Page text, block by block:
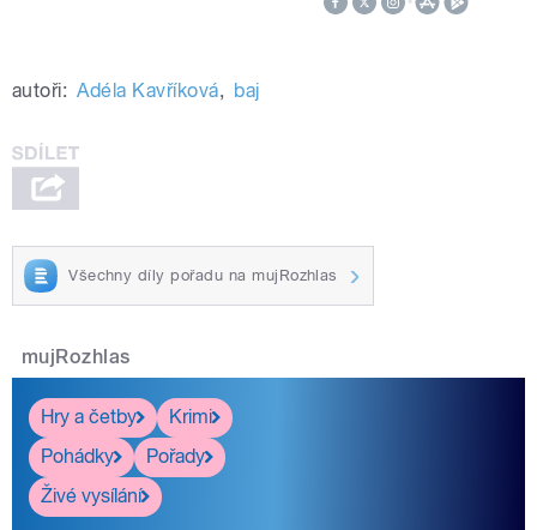
autoři: Adéla Kavříková, baj
Všechny díly pořadu na mujRozhlas
mujRozhlas
Hry a četby
Krimi
Pohádky
Pořady
Živé vysílání